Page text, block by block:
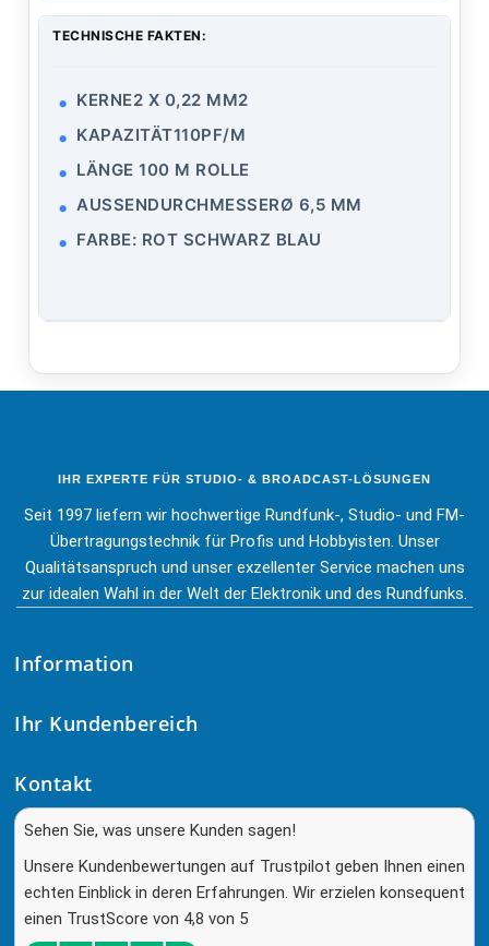
TECHNISCHE FAKTEN:
KERNE2 X 0,22 MM2
KAPAZITÄT110PF/M
LÄNGE 100 M ROLLE
AUSSENDURCHMESSERØ 6,5 MM
FARBE: ROT SCHWARZ BLAU
IHR EXPERTE FÜR STUDIO- & BROADCAST-LÖSUNGEN
Seit 1997 liefern wir hochwertige Rundfunk-, Studio- und FM-
Übertragungstechnik für Profis und Hobbyisten. Unser
Qualitätsanspruch und unser exzellenter Service machen uns
zur idealen Wahl in der Welt der Elektronik und des Rundfunks.
Information
Ihr Kundenbereich
Kontakt
Sehen Sie, was unsere Kunden sagen!
Unsere Kundenbewertungen auf Trustpilot geben Ihnen einen
echten Einblick in deren Erfahrungen. Wir erzielen konsequent
einen TrustScore von 4,8 von 5